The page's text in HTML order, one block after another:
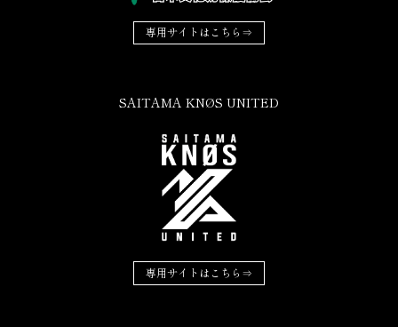
専用サイトはこちら⇒
SAITAMA KNØS UNITED
専用サイトはこちら⇒